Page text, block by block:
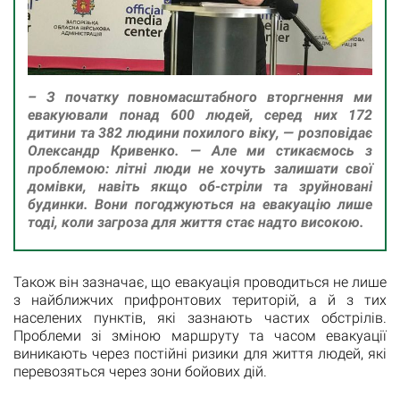
– З початку повномасштабного вторгнення ми
евакуювали понад 600 людей, серед них 172
дитини та 382 людини похилого віку, — розповідає
Олександр Кривенко. — Але ми стикаємось з
проблемою: літні люди не хочуть залишати свої
домівки, навіть якщо об-стріли та зруйновані
будинки. Вони погоджуються на евакуацію лише
тоді, коли загроза для життя стає надто високою.
Також він зазначає, що евакуація проводиться не лише
з найближчих прифронтових територій, а й з тих
населених пунктів, які зазнають частих обстрілів.
Проблеми зі зміною маршруту та часом евакуації
виникають через постійні ризики для життя людей, які
перевозяться через зони бойових дій.